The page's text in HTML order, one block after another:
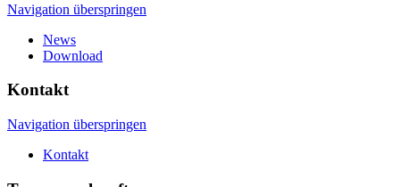
Navigation überspringen
News
Download
Kontakt
Navigation überspringen
Kontakt